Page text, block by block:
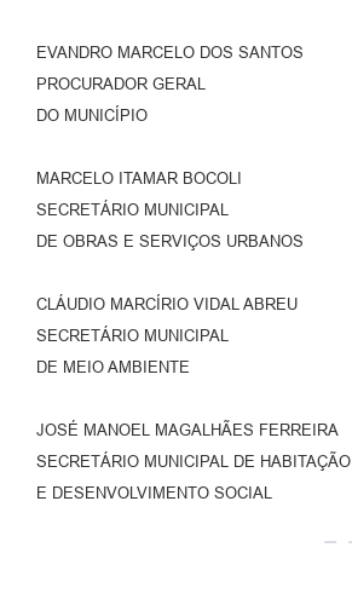
EVANDRO MARCELO DOS SANTOS
PROCURADOR GERAL
DO MUNICÍPIO
MARCELO ITAMAR BOCOLI
SECRETÁRIO MUNICIPAL
DE OBRAS E SERVIÇOS URBANOS
CLÁUDIO MARCÍRIO VIDAL ABREU
SECRETÁRIO MUNICIPAL
DE MEIO AMBIENTE
JOSÉ MANOEL MAGALHÃES FERREIRA
SECRETÁRIO MUNICIPAL DE HABITAÇÃO
E DESENVOLVIMENTO SOCIAL